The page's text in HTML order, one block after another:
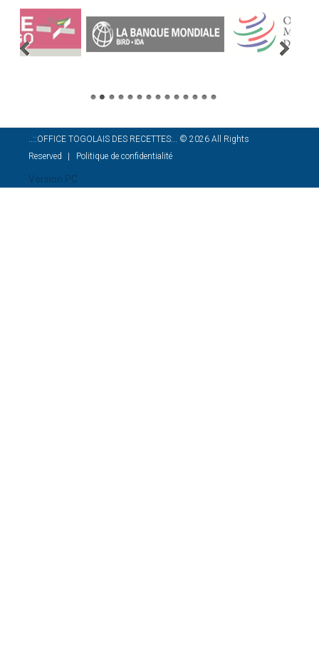
..::OFFICE TOGOLAIS DES RECETTES:.. © 2026 All Rights
Reserved
Politique de confidentialité
Version PC